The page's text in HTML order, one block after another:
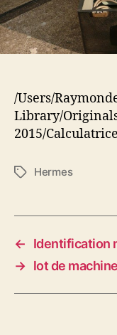
/Users/
Library/
2015/
Étiquettes
Hermes
←
Identification
→ lot de machine